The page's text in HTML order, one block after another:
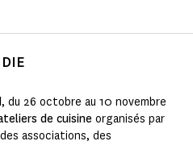
, du 26 octobre au 10 novembre
de cuisine organisés par
associations, des